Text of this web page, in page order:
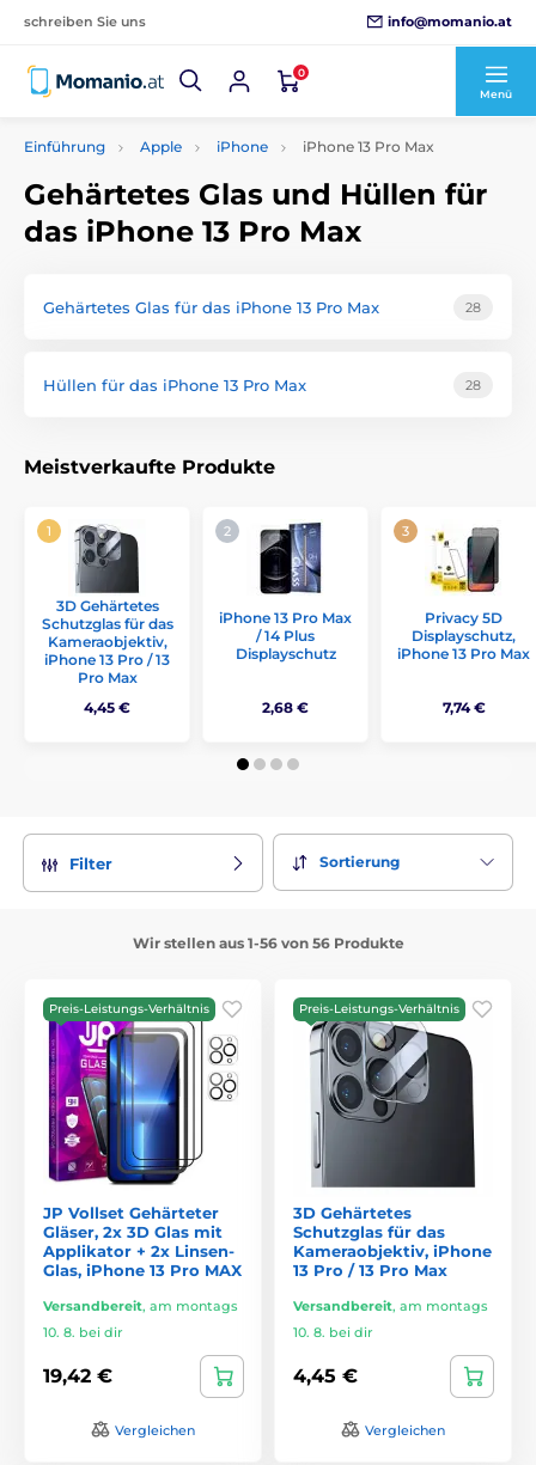
schreiben Sie uns info@momanio.at
0
Menü
Einführung Apple iPhone iPhone 13 Pro Max
Gehärtetes Glas und Hüllen für
das iPhone 13 Pro Max
Gehärtetes Glas für das iPhone 13 Pro Max 28
Hüllen für das iPhone 13 Pro Max 28
Meistverkaufte Produkte
3D Gehärtetes
Schutzglas für das
Kameraobjektiv,
iPhone 13 Pro / 13
Pro Max
4,45 €
iPhone 13 Pro Max
/ 14 Plus
Displayschutz
2,68 €
Privacy 5D
Displayschutz,
iPhone 13 Pro Max
7,74 €
Filter Sortierung
Wir stellen aus 1-56 von 56 Produkte
Preis-Leistungs-Verhältnis
JP Vollset Gehärteter
Gläser, 2x 3D Glas mit
Applikator + 2x Linsen-
Glas, iPhone 13 Pro MAX
Versandbereit, am montags
10. 8. bei dir
19,42 €
Vergleichen
Preis-Leistungs-Verhältnis
3D Gehärtetes
Schutzglas für das
Kameraobjektiv, iPhone
13 Pro / 13 Pro Max
Versandbereit, am montags
10. 8. bei dir
4,45 €
Vergleichen